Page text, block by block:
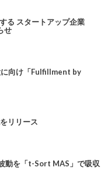
る スタートアップ企業
せ
に向け「Fulfillment by
リリース
動を「t-Sort MAS」で吸収